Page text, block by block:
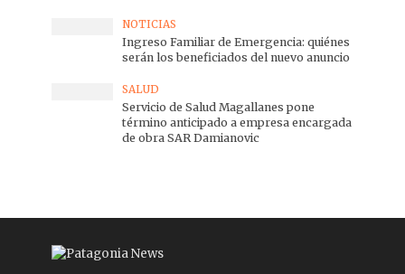
NOTICIAS
Ingreso Familiar de Emergencia: quiénes
serán los beneficiados del nuevo anuncio
SALUD
Servicio de Salud Magallanes pone
término anticipado a empresa encargada
de obra SAR Damianovic